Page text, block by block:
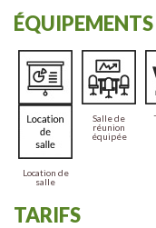
ÉQUIPEMENTS
Salle de
projection
Salle de
réunion
équipée
Location de
salle
TARIFS